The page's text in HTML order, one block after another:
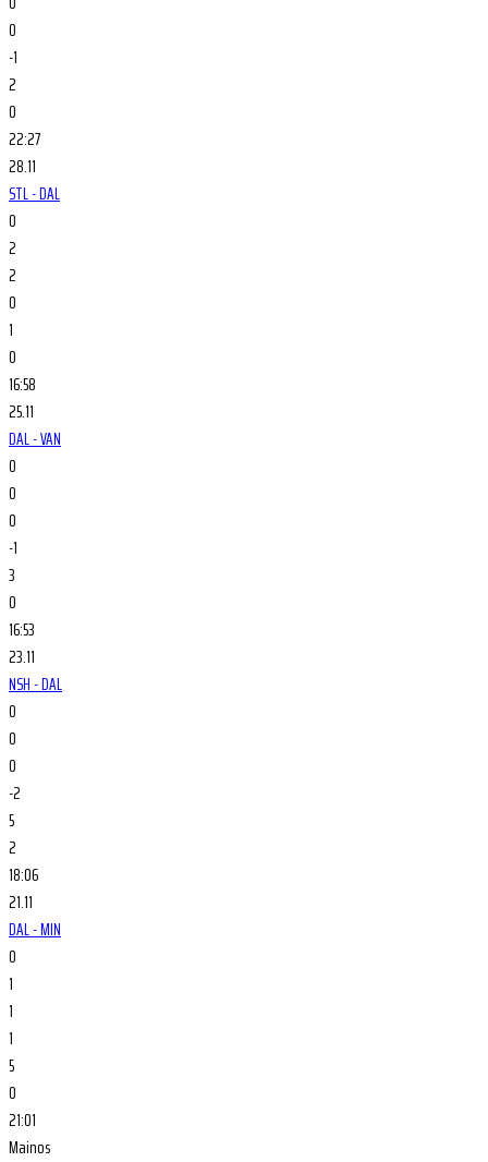
0
-1
2
0
22:27
28.11
STL - DAL
0
2
2
0
1
0
16:58
25.11
DAL - VAN
0
0
0
-1
3
0
16:53
23.11
NSH - DAL
0
0
0
-2
5
2
18:06
21.11
DAL - MIN
0
1
1
1
5
0
21:01
Mainos